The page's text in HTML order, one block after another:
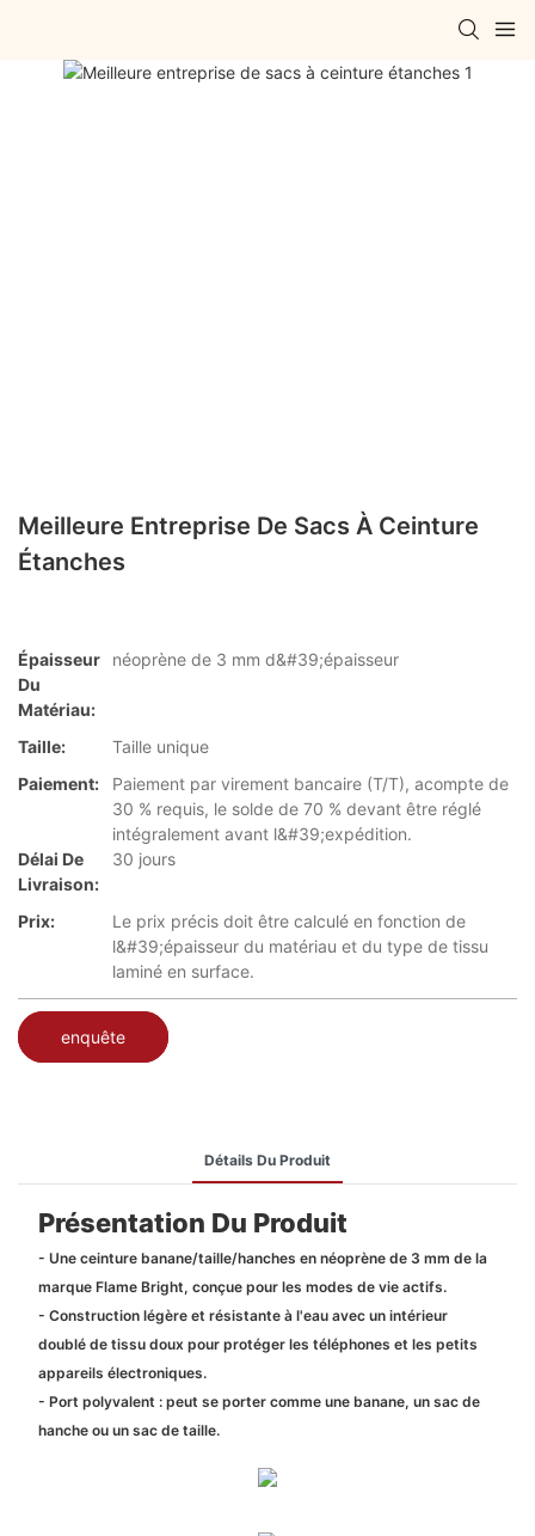
Meilleure Entreprise De Sacs À Ceinture
Étanches
Épaisseur
Du
Matériau:
néoprène de 3 mm d&#39;épaisseur
Taille:
Taille unique
Paiement:
Paiement par virement bancaire (T/T), acompte de
30 % requis, le solde de 70 % devant être réglé
intégralement avant l&#39;expédition.
Délai De
Livraison:
30 jours
Prix:
Le prix précis doit être calculé en fonction de
l&#39;épaisseur du matériau et du type de tissu
laminé en surface.
enquête
Détails Du Produit
Présentation Du Produit
- Une ceinture banane/taille/hanches en néoprène de 3 mm de la
marque Flame Bright, conçue pour les modes de vie actifs.
- Construction légère et résistante à l'eau avec un intérieur
doublé de tissu doux pour protéger les téléphones et les petits
appareils électroniques.
- Port polyvalent : peut se porter comme une banane, un sac de
hanche ou un sac de taille.